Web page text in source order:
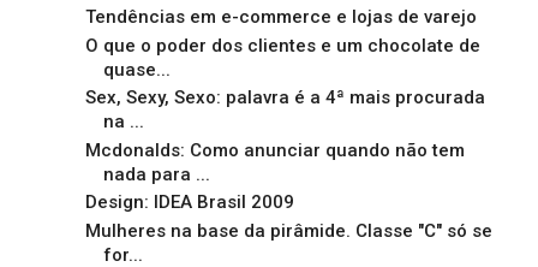
Tendências em e-commerce e lojas de varejo
O que o poder dos clientes e um chocolate de
quase...
Sex, Sexy, Sexo: palavra é a 4ª mais procurada
na ...
Mcdonalds: Como anunciar quando não tem
nada para ...
Design: IDEA Brasil 2009
Mulheres na base da pirâmide. Classe "C" só se
for...